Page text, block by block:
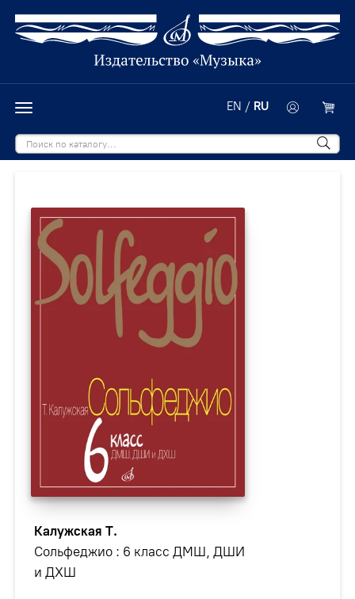
EN / RU
Калужская Т.
Сольфеджио : 6 класс ДМШ, ДШИ
и ДХШ